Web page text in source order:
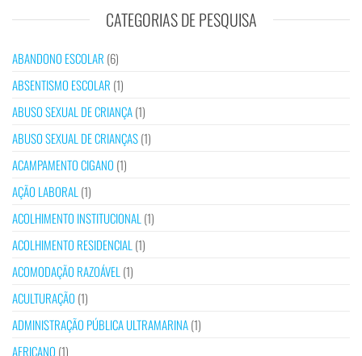
CATEGORIAS DE PESQUISA
ABANDONO ESCOLAR (6)
ABSENTISMO ESCOLAR (1)
ABUSO SEXUAL DE CRIANÇA(1)
ABUSO SEXUAL DE CRIANÇAS(1)
ACAMPAMENTO CIGANO (1)
AÇÃO LABORAL (1)
ACOLHIMENTO INSTITUCIONAL (1)
ACOLHIMENTO RESIDENCIAL (1)
ACOMODAÇÃO RAZOÁVEL (1)
ACULTURAÇÃO (1)
ADMINISTRAÇÃO PÚBLICA ULTRAMARINA(1)
AFRICANO (1)